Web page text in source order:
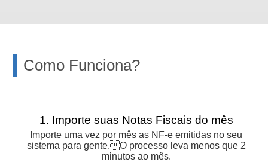
Como Funciona?
1. Importe suas Notas Fiscais do mês
Importe uma vez por mês as NF-e emitidas no seu
sistema para gente.O processo leva menos que 2
minutos ao mês.